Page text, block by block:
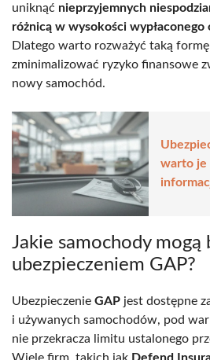
uniknąć nieprzyjemnych
różnicą w wysokości wypłaconego
Dlatego warto rozważyć taką
zminimalizować ryzyko finansowe
nowy samochód.
warto je
Jakie samochody mogą
ubezpieczeniem GAP?
Ubezpieczenie GAP jest dostępne
i używanych samochodów, pod
nie przekracza limitu ustalonego
Wiele firm, takich jak Defend